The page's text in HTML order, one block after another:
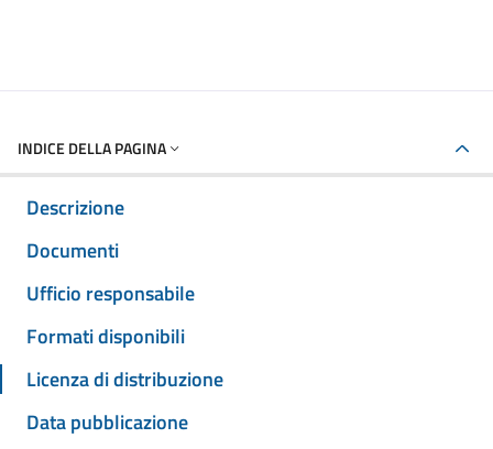
INDICE DELLA PAGINA
Descrizione
Documenti
Ufficio responsabile
Formati disponibili
Licenza di distribuzione
Data pubblicazione